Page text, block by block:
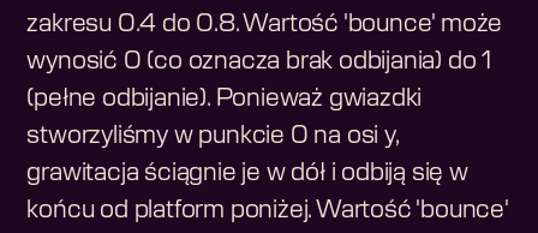
zakresu 0.4 do 0.8. Wartość 'bounce' może
wynosić 0 (co oznacza brak odbijania) do 1
(pełne odbijanie). Ponieważ gwiazdki
stworzyliśmy w punkcie 0 na osi y,
grawitacja ściągnie je w dół i odbiją się w
końcu od platform poniżej. Wartość 'bounce'